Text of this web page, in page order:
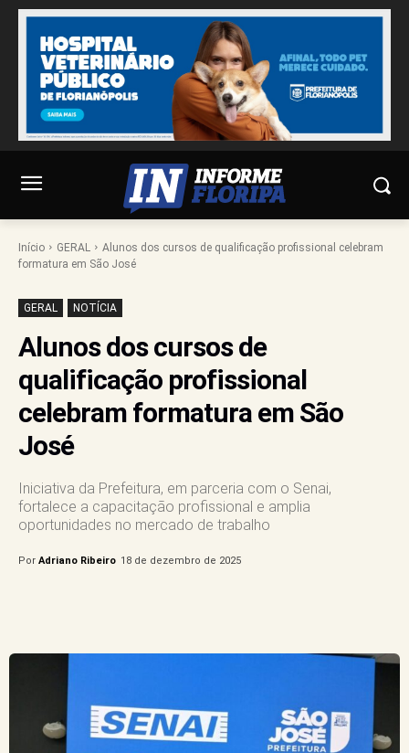
Início GERAL
Alunos dos cursos de qualificação profissional celebram
formatura em São José
GERAL NOTÍCIA
Alunos dos cursos de
qualificação profissional
celebram formatura em São
José
Iniciativa da Prefeitura, em parceria com o Senai,
fortalece a capacitação profissional e amplia
oportunidades no mercado de trabalho
Por Adriano Ribeiro 18 de dezembro de 2025